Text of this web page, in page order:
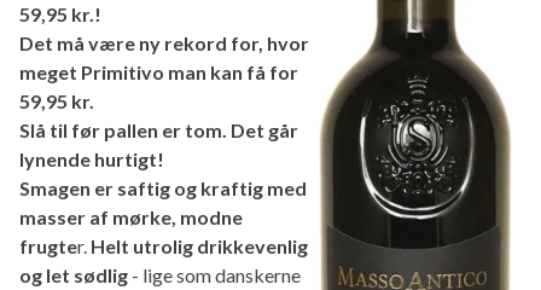
59,95 kr.!
Det må være ny rekord for, hvor
meget Primitivo man kan få for
59,95 kr.
Slå til før pallen er tom. Det går
lynende hurtigt!
Smagen er saftig og kraftig med
masser af mørke, modne
frugter. Helt utrolig drikkevenlig
og let sødlig - lige som danskerne